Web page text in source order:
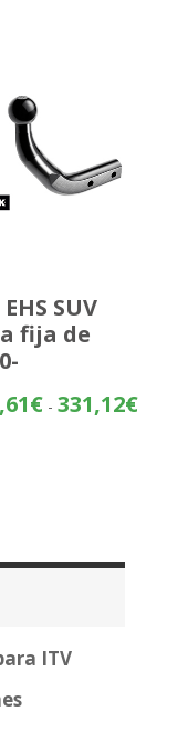
SUV
fija de
€ - 331,12€Rango
ITV